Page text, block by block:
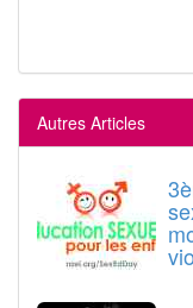
Autres Articles